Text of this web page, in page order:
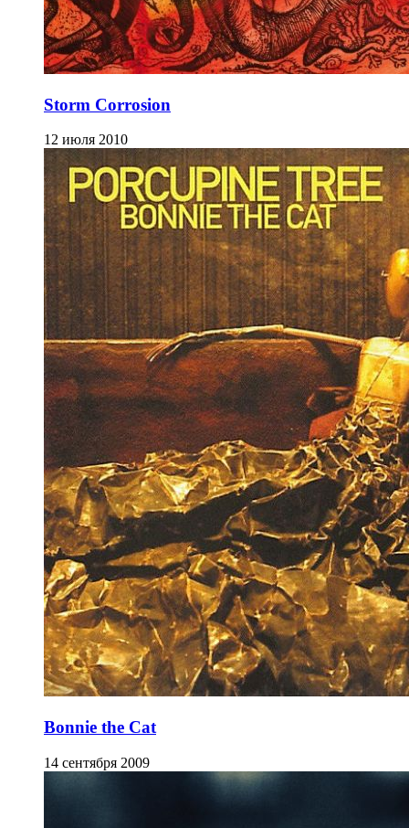
Storm Corrosion
12 июля 2010
Bonnie the Cat
14 сентября 2009